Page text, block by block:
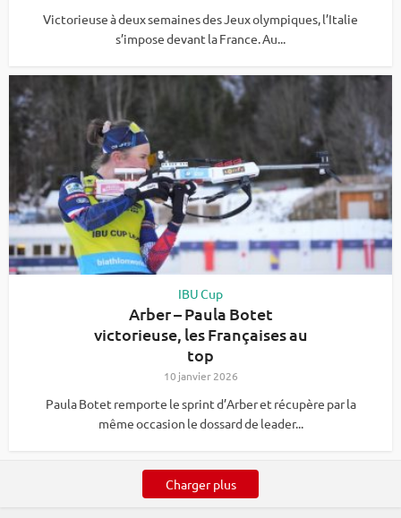
Victorieuse à deux semaines des Jeux olympiques, l’Italie
s’impose devant la France. Au...
IBU Cup
Arber – Paula Botet
victorieuse, les Françaises au
top
10 janvier 2026
Paula Botet remporte le sprint d’Arber et récupère par la
même occasion le dossard de leader...
Charger plus